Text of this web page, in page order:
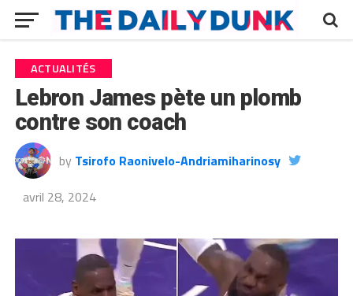
ACTUALITÉS
Lebron James pète un plomb
contre son coach
by Tsirofo Raonivelo-Andriamiharinosy
avril 28, 2024